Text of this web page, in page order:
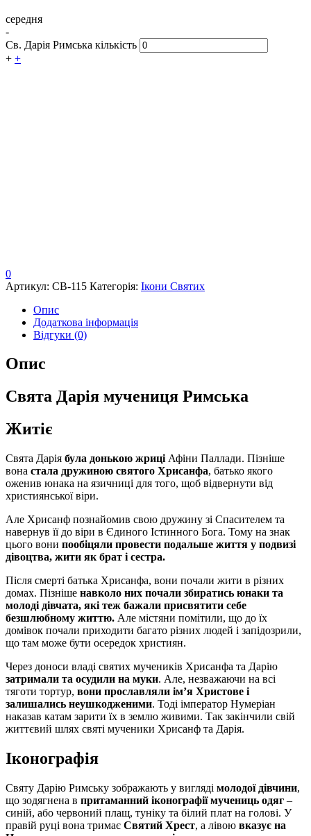
середня
-
Св. Дарія Римська кількість
+ +
0
Артикул: СВ-115 Категорія: Ікони Святих
Опис
Додаткова інформація
Відгуки (0)
Опис
Свята Дарія мучениця Римська
Житіє
Свята Дарія була донькою жриці Афіни Паллади. Пізніше
вона стала дружиною святого Хрисанфа, батько якого
оженив юнака на язичниці для того, щоб відвернути від
християнської віри.
Але Хрисанф познайомив свою дружину зі Спасителем та
навернув її до віри в Єдиного Істинного Бога. Тому на знак
цього вони пообіцяли провести подальше життя у подвизі
дівоцтва, жити як брат і сестра.
Після смерті батька Хрисанфа, вони почали жити в різних
домах. Пізніше навколо них почали збиратись юнаки та
молоді дівчата, які теж бажали присвятити себе
безшлюбному життю. Але містяни помітили, що до їх
домівок почали приходити багато різних людей і запідозрили,
що там може бути осередок християн.
Через доноси владі святих мучеників Хрисанфа та Дарію
затримали та осудили на муки. Але, незважаючи на всі
тяготи тортур, вони прославляли ім’я Христове і
залишались неушкодженими. Тоді імператор Нумеріан
наказав катам зарити їх в землю живими. Так закінчили свій
життєвий шлях святі мученики Хрисанф та Дарія.
Іконографія
Святу Дарію Римську зображають у вигляді молодої дівчини,
що зодягнена в притаманний іконографії мучениць одяг –
синій, або червоний плащ, туніку та білий плат на голові. У
правій руці вона тримає Святий Хрест, а лівою вказує на